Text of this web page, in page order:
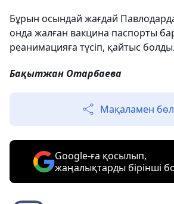
Бұрын осындай жағдай
онда жалған вакцина паспорты
реанимацияға түсіп, қайтыс болды.
Бақытжан Отарбаева
Мақаламен
Google-ға қосылып,
жаңалықтарды бірінші